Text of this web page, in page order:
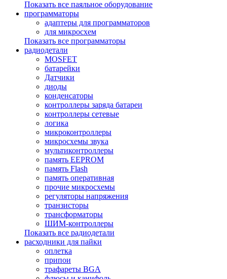
Показать все паяльное оборудование
программаторы
адаптеры для программаторов
для микросхем
Показать все программаторы
радиодетали
MOSFET
батарейки
Датчики
диоды
конденсаторы
контроллеры заряда батареи
контроллеры сетевые
логика
микроконтроллеры
микросхемы звука
мультиконтроллеры
память EEPROM
память Flash
память оперативная
прочие микросхемы
регуляторы напряжения
транзисторы
трансформаторы
ШИМ-контроллеры
Показать все радиодетали
расходники для пайки
оплетка
припои
трафареты BGA